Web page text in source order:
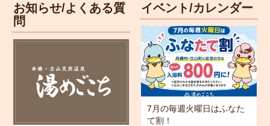
お知らせ/よくある質
問
イベント/カレンダー
7月の毎週火曜日はふなた
て割！